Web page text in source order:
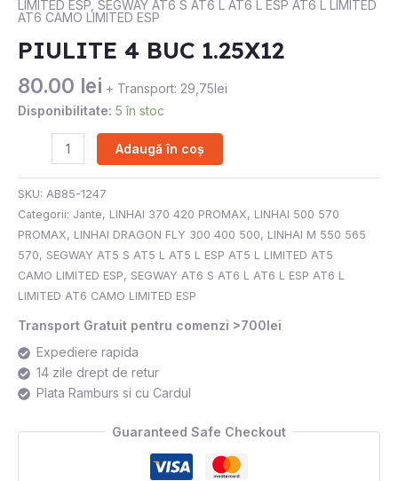
LIMITED ESP SEGWAY AT6 S AT6 L AT6 L ESP AT6 L LIMITED
AT6 CAMO LIMITED ESP
PIULITE 4 BUC 1.25X12
80.00 lei + Transport: 29,75lei
Disponibilitate: 5 în stoc
Adaugă în coș
SKU: AB85-1247
Categorii: Jante, LINHAI 370 420 PROMAX, LINHAI 500 570
PROMAX, LINHAI DRAGON FLY 300 400 500, LINHAI M 550 565
570, SEGWAY AT5 S AT5 L AT5 L ESP AT5 L LIMITED AT5
CAMO LIMITED ESP, SEGWAY AT6 S AT6 L AT6 L ESP AT6 L
LIMITED AT6 CAMO LIMITED ESP
Transport Gratuit pentru comenzi >700lei
Expediere rapida
14 zile drept de retur
Plata Ramburs si cu Cardul
Guaranteed Safe Checkout